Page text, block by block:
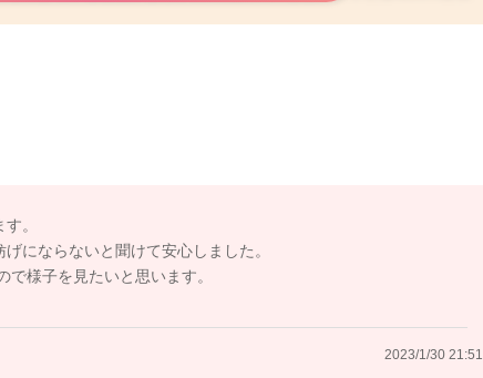
んはよいと思いますよ。ママの優しい心遣いを感じて育つと、そ
さまに育ってくれるかもしれませんね。
。
。
にならないと聞けて安心しました。
で様子を見たいと思います。
2023/1/30 21:51